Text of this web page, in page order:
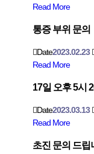
Read More
통증 부위 문의
Date2023.02.23
Read More
17일 오후 5시
Date2023.03.13
Read More
초진 문의 드립